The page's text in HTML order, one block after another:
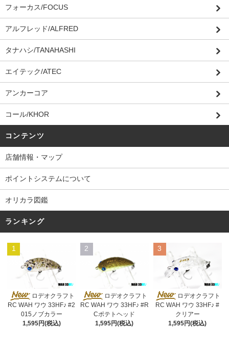
フォーカス/FOCUS
アルフレッド/ALFRED
タナハシ/TANAHASHI
エイテック/ATEC
アンカーコア
コール/KHOR
コンテンツ
店舗情報・マップ
ポイントシステムについて
オリカラ図鑑
ランキング
1
ロデオクラフト
RC WAH ワウ 33HF♪ #2
015ノブカラー
1,595円(税込)
2
ロデオクラフト
RC WAH ワウ 33HF♪ #R
Cポテトヘッド
1,595円(税込)
3
ロデオクラフト
RC WAH ワウ 33HF♪ #
クリアー
1,595円(税込)